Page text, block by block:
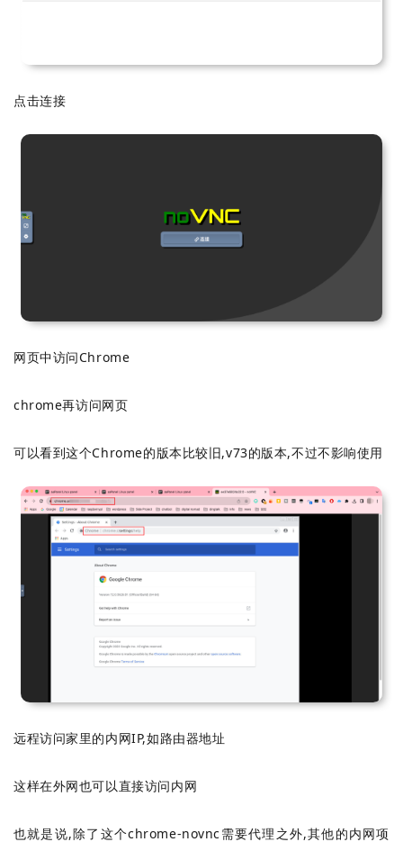
点击连接
网页中访问Chrome
chrome再访问网页
可以看到这个Chrome的版本比较旧,v73的版本,不过不影响使用
远程访问家里的内网IP,如路由器地址
这样在外网也可以直接访问内网
也就是说,除了这个chrome-novnc需要代理之外,其他的内网项